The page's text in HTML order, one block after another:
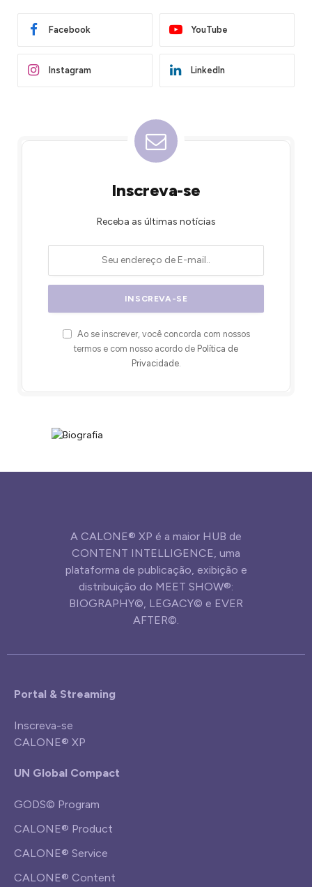
Facebook YouTube
Instagram LinkedIn
Inscreva-se
Receba as últimas notícias
Ao se inscrever, você concorda com nossos
termos e com nosso acordo de Política de
Privacidade.
A CALONE® XP é a maior HUB de
CONTENT INTELLIGENCE, uma
plataforma de publicação, exibição e
distribuição do MEET SHOW®:
BIOGRAPHY©, LEGACY© e EVER
AFTER©.
Portal & Streaming
Inscreva-se
CALONE® XP
UN Global Compact
GODS© Program
CALONE® Product
CALONE® Service
CALONE® Content